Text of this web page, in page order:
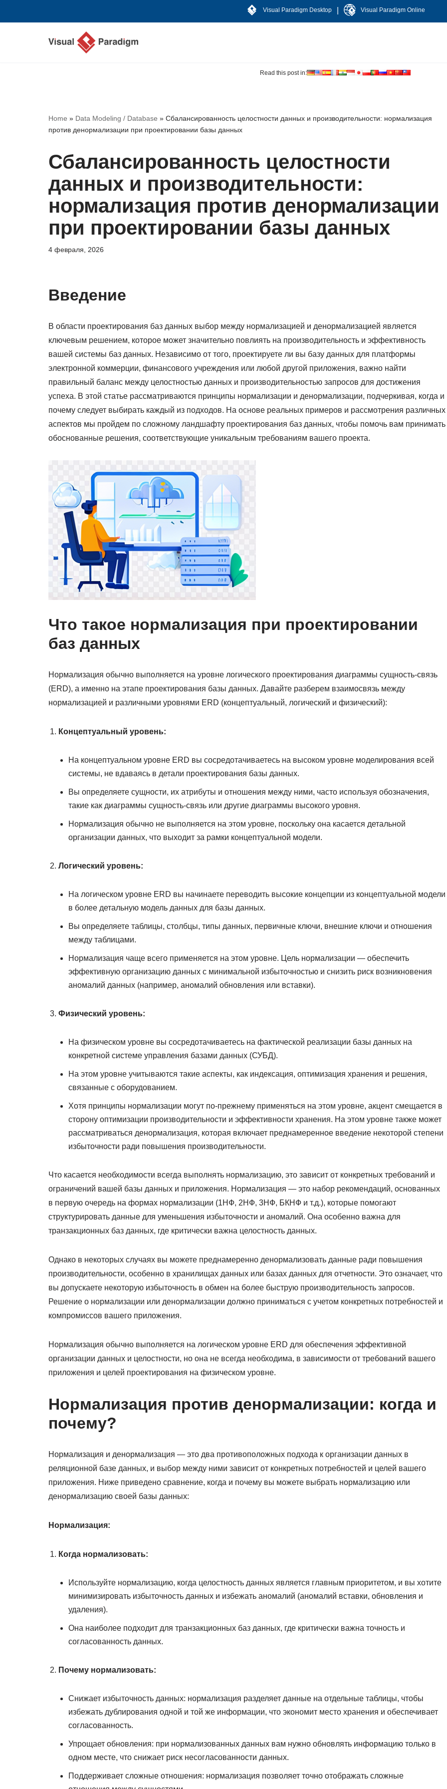
Visual Paradigm Desktop Visual Paradigm Online
Read this post in:
Home » Data Modeling / Database » Сбалансированность целостности данных и производительности: нормализация
против денормализации при проектировании базы данных
Сбалансированность целостности
данных и производительности:
нормализация против денормализации
при проектировании базы данных
4 февраля, 2026
Введение
В области проектирования баз данных выбор между нормализацией и денормализацией является
ключевым решением, которое может значительно повлиять на производительность и эффективность
вашей системы баз данных. Независимо от того, проектируете ли вы базу данных для платформы
электронной коммерции, финансового учреждения или любой другой приложения, важно найти
правильный баланс между целостностью данных и производительностью запросов для достижения
успеха. В этой статье рассматриваются принципы нормализации и денормализации, подчеркивая, когда и
почему следует выбирать каждый из подходов. На основе реальных примеров и рассмотрения различных
аспектов мы пройдем по сложному ландшафту проектирования баз данных, чтобы помочь вам принимать
обоснованные решения, соответствующие уникальным требованиям вашего проекта.
Что такое нормализация при проектировании
баз данных
Нормализация обычно выполняется на уровне логического проектирования диаграммы сущность-связь
(ERD), а именно на этапе проектирования базы данных. Давайте разберем взаимосвязь между
нормализацией и различными уровнями ERD (концептуальный, логический и физический):
Концептуальный уровень:
На концептуальном уровне ERD вы сосредотачиваетесь на высоком уровне моделирования всей
системы, не вдаваясь в детали проектирования базы данных.
Вы определяете сущности, их атрибуты и отношения между ними, часто используя обозначения,
такие как диаграммы сущность-связь или другие диаграммы высокого уровня.
Нормализация обычно не выполняется на этом уровне, поскольку она касается детальной
организации данных, что выходит за рамки концептуальной модели.
Логический уровень:
На логическом уровне ERD вы начинаете переводить высокие концепции из концептуальной модели
в более детальную модель данных для базы данных.
Вы определяете таблицы, столбцы, типы данных, первичные ключи, внешние ключи и отношения
между таблицами.
Нормализация чаще всего применяется на этом уровне. Цель нормализации — обеспечить
эффективную организацию данных с минимальной избыточностью и снизить риск возникновения
аномалий данных (например, аномалий обновления или вставки).
Физический уровень:
На физическом уровне вы сосредотачиваетесь на фактической реализации базы данных на
конкретной системе управления базами данных (СУБД).
На этом уровне учитываются такие аспекты, как индексация, оптимизация хранения и решения,
связанные с оборудованием.
Хотя принципы нормализации могут по-прежнему применяться на этом уровне, акцент смещается в
сторону оптимизации производительности и эффективности хранения. На этом уровне также может
рассматриваться денормализация, которая включает преднамеренное введение некоторой степени
избыточности ради повышения производительности.
Что касается необходимости всегда выполнять нормализацию, это зависит от конкретных требований и
ограничений вашей базы данных и приложения. Нормализация — это набор рекомендаций, основанных
в первую очередь на формах нормализации (1НФ, 2НФ, 3НФ, БКНФ и т.д.), которые помогают
структурировать данные для уменьшения избыточности и аномалий. Она особенно важна для
транзакционных баз данных, где критически важна целостность данных.
Однако в некоторых случаях вы можете преднамеренно денормализовать данные ради повышения
производительности, особенно в хранилищах данных или базах данных для отчетности. Это означает, что
вы допускаете некоторую избыточность в обмен на более быструю производительность запросов.
Решение о нормализации или денормализации должно приниматься с учетом конкретных потребностей и
компромиссов вашего приложения.
Нормализация обычно выполняется на логическом уровне ERD для обеспечения эффективной
организации данных и целостности, но она не всегда необходима, в зависимости от требований вашего
приложения и целей проектирования на физическом уровне.
Нормализация против денормализации: когда и
почему?
Нормализация и денормализация — это два противоположных подхода к организации данных в
реляционной базе данных, и выбор между ними зависит от конкретных потребностей и целей вашего
приложения. Ниже приведено сравнение, когда и почему вы можете выбрать нормализацию или
денормализацию своей базы данных:
Нормализация:
Когда нормализовать:
Используйте нормализацию, когда целостность данных является главным приоритетом, и вы хотите
минимизировать избыточность данных и избежать аномалий (аномалий вставки, обновления и
удаления).
Она наиболее подходит для транзакционных баз данных, где критически важна точность и
согласованность данных.
Почему нормализовать:
Снижает избыточность данных: нормализация разделяет данные на отдельные таблицы, чтобы
избежать дублирования одной и той же информации, что экономит место хранения и обеспечивает
согласованность.
Упрощает обновления: при нормализованных данных вам нужно обновлять информацию только в
одном месте, что снижает риск несогласованности данных.
Поддерживает сложные отношения: нормализация позволяет точно отображать сложные